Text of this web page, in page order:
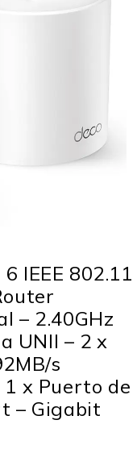
IEEE 802.11
– 2.40GHz
UNII – 2 x
s
x Puerto de
– Gigabit